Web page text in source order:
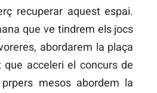
recuperar aquest espai.
que ve tindrem els jocs
abordarem la plaça
acceleri el concurs de
mesos abordem la